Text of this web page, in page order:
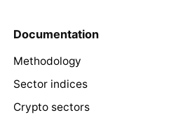
Documentation
Methodology
Sector indices
Crypto sectors